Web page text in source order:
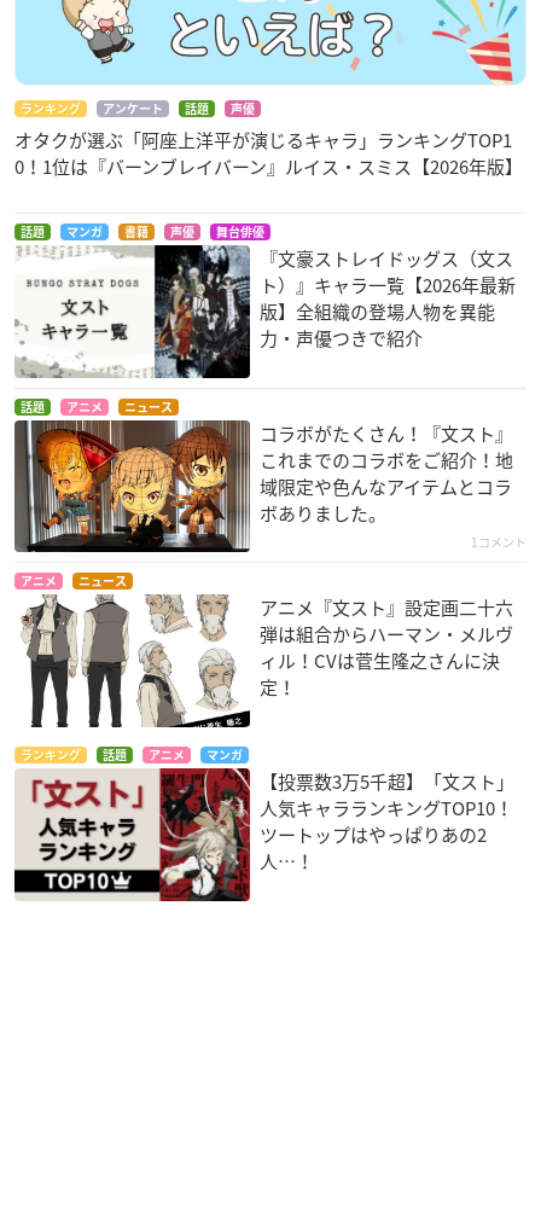
ランキング アンケート 話題 声優
オタクが選ぶ「阿座上洋平が演じるキャラ」ランキングTOP1
0！1位は『バーンブレイバーン』ルイス・スミス【2026年版】
話題 マンガ 書籍 声優 舞台俳優
『文豪ストレイドッグス（文ス
ト）』キャラ一覧【2026年最新
版】全組織の登場人物を異能
力・声優つきで紹介
話題 アニメ ニュース
コラボがたくさん！『文スト』
これまでのコラボをご紹介！地
域限定や色んなアイテムとコラ
ボありました。
1コメント
アニメ ニュース
アニメ『文スト』設定画二十六
弾は組合からハーマン・メルヴ
ィル！CVは菅生隆之さんに決
定！
ランキング 話題 アニメ マンガ
【投票数3万5千超】「文スト」
人気キャラランキングTOP10！
ツートップはやっぱりあの2
人…！